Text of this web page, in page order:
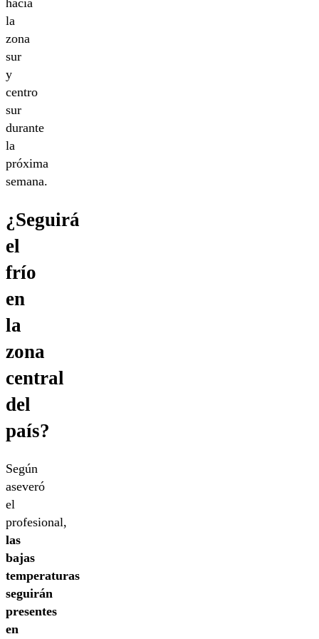
hacia
la
zona
sur
y
centro
sur
durante
la
próxima
semana.
¿Seguirá
el
frío
en
la
zona
central
del
país?
Según
aseveró
el
profesional,
las
bajas
temperaturas
seguirán
presentes
en